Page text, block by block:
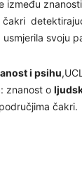
između
svoju
i psihu
znanost o
čakri.